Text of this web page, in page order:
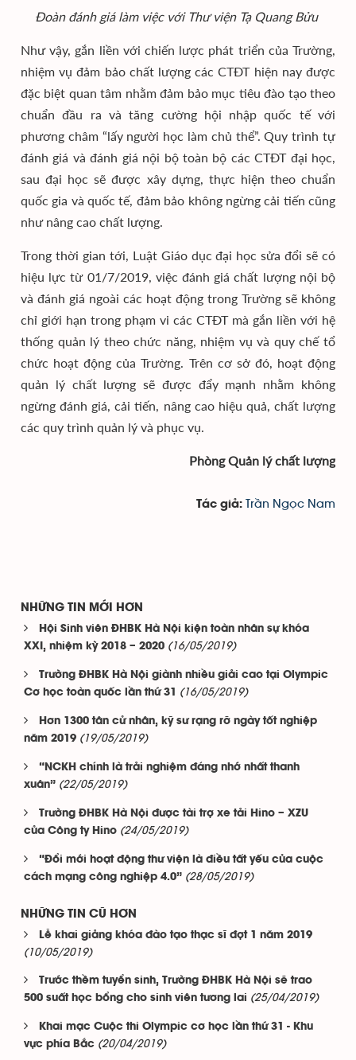
Đoàn đánh giá làm việc với Thư viện Tạ Quang Bửu
Như vậy, gắn liền với chiến lược phát triển của Trường,
nhiệm vụ đảm bảo chất lượng các CTĐT hiện nay được
đặc biệt quan tâm nhằm đảm bảo mục tiêu đào tạo theo
chuẩn đầu ra và tăng cường hội nhập quốc tế với
phương châm “lấy người học làm chủ thể”. Quy trình tự
đánh giá và đánh giá nội bộ toàn bộ các CTĐT đại học,
sau đại học sẽ được xây dựng, thực hiện theo chuẩn
quốc gia và quốc tế, đảm bảo không ngừng cải tiến cũng
như nâng cao chất lượng.
Trong thời gian tới, Luật Giáo dục đại học sửa đổi sẽ có
hiệu lực từ 01/7/2019, việc đánh giá chất lượng nội bộ
và đánh giá ngoài các hoạt động trong Trường sẽ không
chỉ giới hạn trong phạm vi các CTĐT mà gắn liền với hệ
thống quản lý theo chức năng, nhiệm vụ và quy chế tổ
chức hoạt động của Trường. Trên cơ sở đó, hoạt động
quản lý chất lượng sẽ được đẩy mạnh nhằm không
ngừng đánh giá, cải tiến, nâng cao hiệu quả, chất lượng
các quy trình quản lý và phục vụ.
Phòng Quản lý chất lượng
Tác giả: Trần Ngọc Nam
NHỮNG TIN MỚI HƠN
Hội Sinh viên ĐHBK Hà Nội kiện toàn nhân sự khóa
XXI, nhiệm kỳ 2018 – 2020 (16/05/2019)
Trường ĐHBK Hà Nội giành nhiều giải cao tại Olympic
Cơ học toàn quốc lần thứ 31
(16/05/2019)
Hơn 1300 tân cử nhân, kỹ sư rạng rỡ ngày tốt nghiệp
năm 2019 (19/05/2019)
“NCKH chính là trải nghiệm đáng nhớ nhất thanh
xuân” (22/05/2019)
Trường ĐHBK Hà Nội được tài trợ xe tải Hino – XZU
của Công ty Hino (24/05/2019)
“Đổi mới hoạt động thư viện là điều tất yếu của cuộc
cách mạng công nghiệp 4.0” (28/05/2019)
NHỮNG TIN CŨ HƠN
Lễ khai giảng khóa đào tạo thạc sĩ đợt 1 năm 2019
(10/05/2019)
Trước thềm tuyển sinh, Trường ĐHBK Hà Nội sẽ trao
500 suất học bổng cho sinh viên tương lai (25/04/2019)
Khai mạc Cuộc thi Olympic cơ học lần thứ 31 - Khu
vực phía Bắc (20/04/2019)